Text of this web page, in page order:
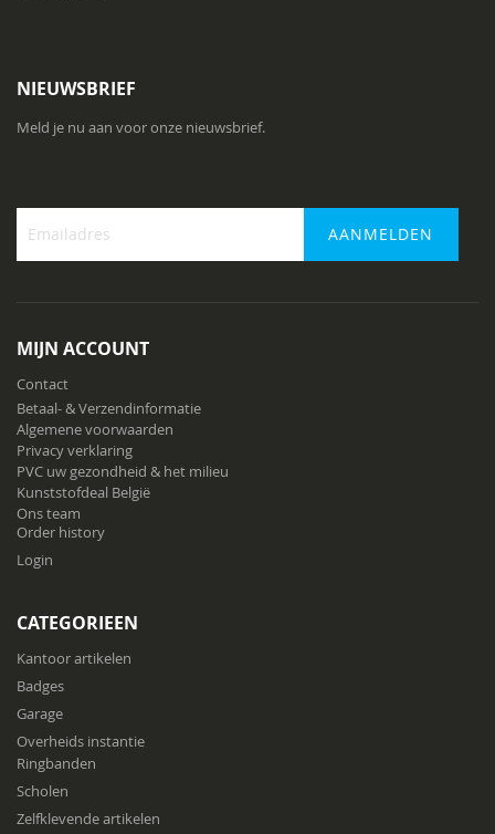
NIEUWSBRIEF
Meld je nu aan voor onze nieuwsbrief.
nieuwsbrief
AANMELDEN
MIJN ACCOUNT
Contact
Betaal- & Verzendinformatie
Algemene voorwaarden
Privacy verklaring
PVC uw gezondheid & het milieu
Kunststofdeal België
Ons team
Order history
Login
CATEGORIEEN
Kantoor artikelen
Badges
Garage
Overheids instantie
Ringbanden
Scholen
Zelfklevende artikelen